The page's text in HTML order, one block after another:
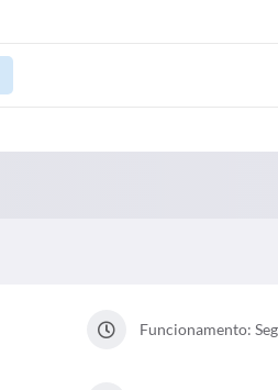
Funcionamento: